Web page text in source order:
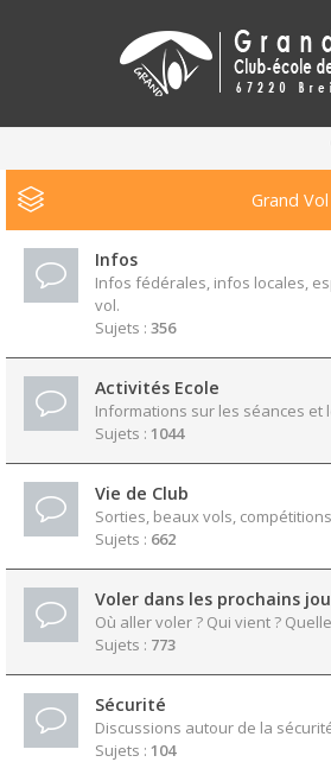
Grand Vol
Infos
Infos fédérales, infos locales,
vol.
Sujets : 356
Activités Ecole
Informations sur les séances et
Sujets : 1044
Vie de Club
Sorties, beaux vols,
Sujets : 662
Voler dans les prochains
Où aller voler ? Qui vient ?
Sujets : 773
Sécurité
Discussions autour de la
Sujets : 104